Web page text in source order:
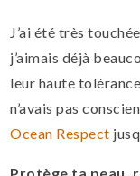
J’ai été très
j’aimais déjà
leur haute
n’avais pas
Ocean Respect